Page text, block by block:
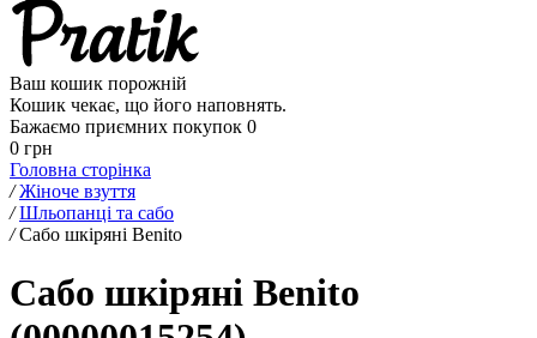
Ваш кошик порожній
Кошик чекає, що його наповнять.
Бажаємо приємних покупок 0
0 грн
Головна сторінка
/ Жіноче взуття
/ Шльопанці та сабо
/ Сабо шкіряні Benito
Сабо шкіряні Benito